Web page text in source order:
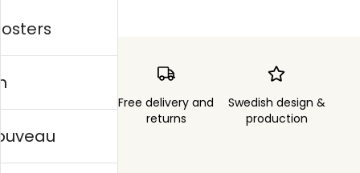
Free delivery and
returns
Swedish design &
production